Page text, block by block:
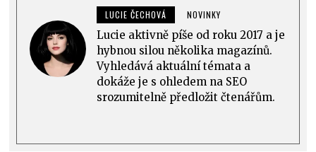
LUCIE ČECHOVÁ NOVINKY
Lucie aktivně píše od roku 2017 a je
hybnou silou několika magazínů.
Vyhledává aktuální témata a
dokáže je s ohledem na SEO
srozumitelně předložit čtenářům.